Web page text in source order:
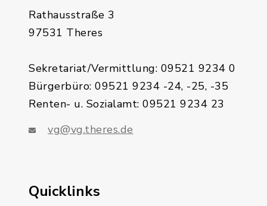
Rathausstraße 3
97531 Theres
Sekretariat/Vermittlung: 09521 9234 0
Bürgerbüro: 09521 9234 -24, -25, -35
Renten- u. Sozialamt: 09521 9234 23
vg@vg.theres.de
Quicklinks